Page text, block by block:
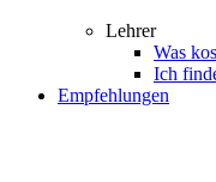
Lehrer
Was
Ich
Empfehlungen